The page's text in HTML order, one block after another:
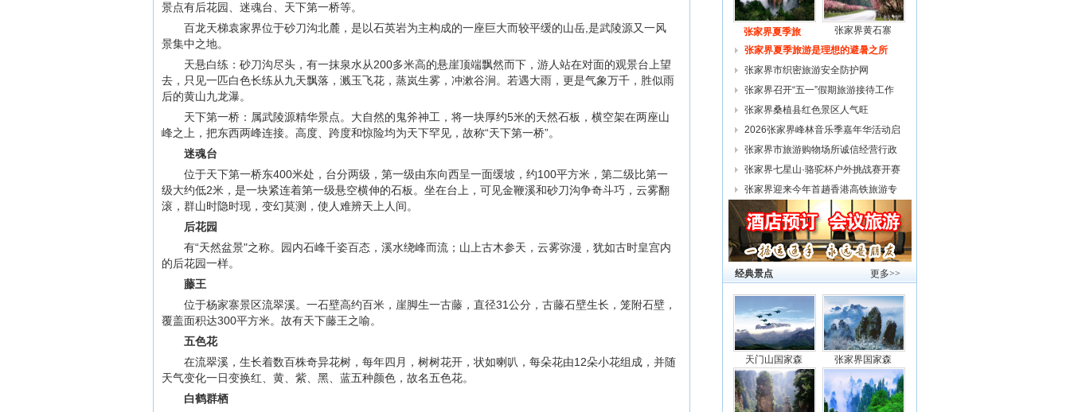
景点有后花园、迷魂台、天下第一桥等。
百龙天梯袁家界位于砂刀沟北麓，是以石英岩为主构成的一座巨大而较平缓的山岳,是武陵源又一风
景集中之地。
天悬白练：砂刀沟尽头，有一抹泉水从200多米高的悬崖顶端飘然而下，游人站在对面的观景台上望
去，只见一匹白色长练从九天飘落，溅玉飞花，蒸岚生雾，冲漱谷涧。若遇大雨，更是气象万千，胜似雨
后的黄山九龙瀑。
天下第一桥：属武陵源精华景点。大自然的鬼斧神工，将一块厚约5米的天然石板，横空架在两座山
峰之上，把东西两峰连接。高度、跨度和惊险均为天下罕见，故称“天下第一桥”。
迷魂台
位于天下第一桥东400米处，台分两级，第一级由东向西呈一面缓坡，约100平方米，第二级比第一
级大约低2米，是一块紧连着第一级悬空横伸的石板。坐在台上，可见金鞭溪和砂刀沟争奇斗巧，云雾翻
滚，群山时隐时现，变幻莫测，使人难辨天上人间。
后花园
有“天然盆景"之称。园内石峰千姿百态，溪水绕峰而流；山上古木参天，云雾弥漫，犹如古时皇宫内
的后花园一样。
藤王
位于杨家寨景区流翠溪。一石壁高约百米，崖脚生一古藤，直径31公分，古藤石壁生长，笼附石壁，
覆盖面积达300平方米。故有天下藤王之喻。
五色花
在流翠溪，生长着数百株奇异花树，每年四月，树树花开，状如喇叭，每朵花由12朵小花组成，并随
天气变化一日变换红、黄、紫、黑、蓝五种颜色，故名五色花。
白鹤群栖
张家界夏季旅
张家界黄石寨
张家界夏季旅游是理想的避暑之所
张家界市织密旅游安全防护网
张家界召开“五一”假期旅游接待工作
复
张家界桑植县红色景区人气旺
2026张家界峰林音乐季嘉年华活动启
幕
张家界市旅游购物场所诚信经营行政
约谈
张家界七星山·骆驼杯户外挑战赛开赛
张家界迎来今年首趟香港高铁旅游专
列
更多>>
经典景点
天门山国家森 张家界国家森